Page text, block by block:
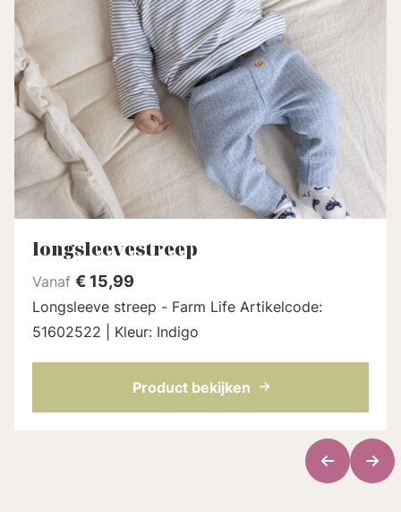
longsleevestreep
Vanaf € 15,99
Longsleeve streep - Farm Life Artikelcode:
51602522 | Kleur: Indigo
Product bekijken